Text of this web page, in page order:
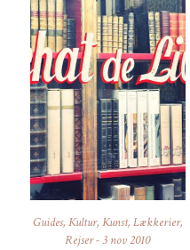
Guides, Kultur, Kunst, Lækkerier,
Rejser-3 nov 2010